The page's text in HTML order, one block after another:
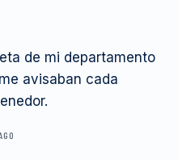
de mi departamento
avisaban cada